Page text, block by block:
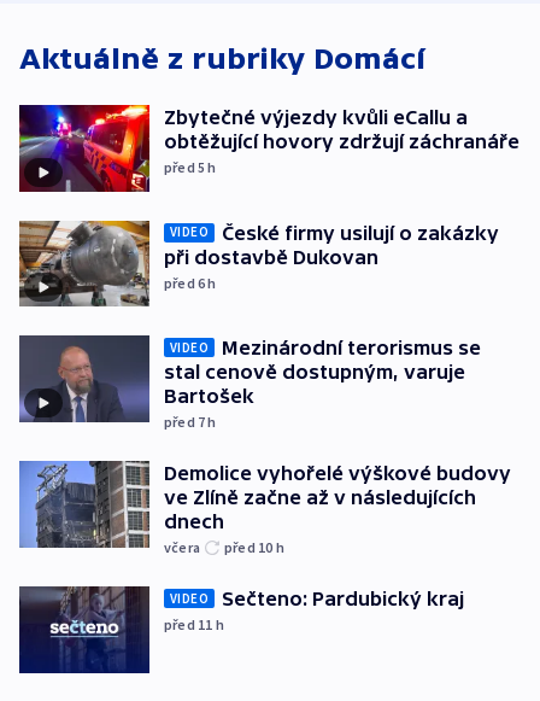
Aktuálně z rubriky Domácí
Zbytečné výjezdy kvůli eCallu a
obtěžující hovory zdržují záchranáře
před 5h
VIDEO
České firmy usilují o zakázky
při dostavbě Dukovan
před 6h
VIDEO
Mezinárodní terorismus se
stal cenově dostupným, varuje
Bartošek
před 7h
Demolice vyhořelé výškové budovy
ve Zlíně začne až v následujících
dnech
včera před 10 h
VIDEO Sečteno: Pardubický kraj
před 11 h